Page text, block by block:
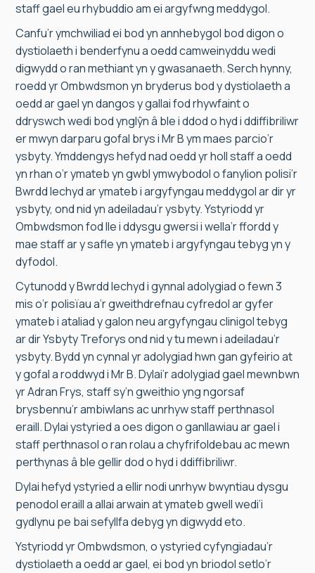
staff gael eu rhybuddio am ei argyfwng meddygol.
Canfu’r ymchwiliad ei bod yn annhebygol bod digon o
dystiolaeth i benderfynu a oedd camweinyddu wedi
digwydd o ran methiant yn y gwasanaeth. Serch hynny,
roedd yr Ombwdsmon yn bryderus bod y dystiolaeth a
oedd ar gael yn dangos y gallai fod rhywfaint o
ddryswch wedi bod ynglŷn â ble i ddod o hyd i ddiffibriliwr
er mwyn darparu gofal brys i Mr B ym maes parcio’r
ysbyty. Ymddengys hefyd nad oedd yr holl staff a oedd
yn rhan o’r ymateb yn gwbl ymwybodol o fanylion polisi’r
Bwrdd Iechyd ar ymateb i argyfyngau meddygol ar dir yr
ysbyty, ond nid yn adeiladau’r ysbyty. Ystyriodd yr
Ombwdsmon fod lle i ddysgu gwersi i wella’r ffordd y
mae staff ar y safle yn ymateb i argyfyngau tebyg yn y
dyfodol.
Cytunodd y Bwrdd Iechyd i gynnal adolygiad o fewn 3
mis o’r polisïau a’r gweithdrefnau cyfredol ar gyfer
ymateb i ataliad y galon neu argyfyngau clinigol tebyg
ar dir Ysbyty Treforys ond nid y tu mewn i adeiladau’r
ysbyty. Bydd yn cynnal yr adolygiad hwn gan gyfeirio at
y gofal a roddwyd i Mr B. Dylai’r adolygiad gael mewnbwn
yr Adran Frys, staff sy’n gweithio yng ngorsaf
brysbennu’r ambiwlans ac unrhyw staff perthnasol
eraill. Dylai ystyried a oes digon o ganllawiau ar gael i
staff perthnasol o ran rolau a chyfrifoldebau ac mewn
perthynas â ble gellir dod o hyd i ddiffibriliwr.
Dylai hefyd ystyried a ellir nodi unrhyw bwyntiau dysgu
penodol eraill a allai arwain at ymateb gwell wedi’i
gydlynu pe bai sefyllfa debyg yn digwydd eto.
Ystyriodd yr Ombwdsmon, o ystyried cyfyngiadau’r
dystiolaeth a oedd ar gael, ei bod yn briodol setlo’r